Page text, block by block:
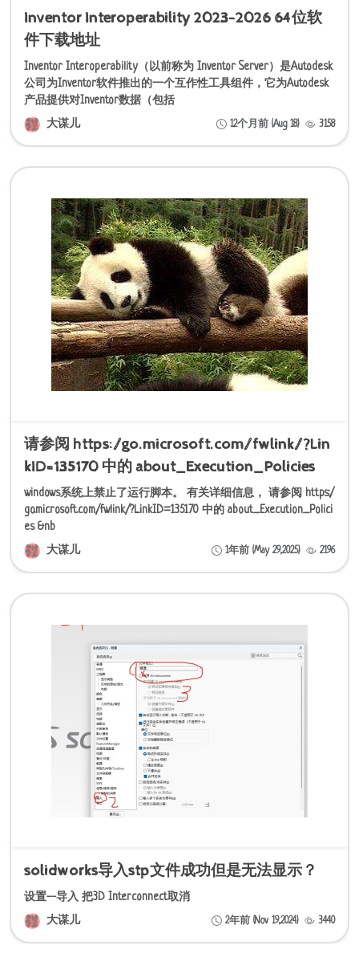
Inventor Interoperability 2023-2026 64位软
件下载地址
Inventor Interoperability（以前称为 Inventor Server）是Autodesk
公司为Inventor软件推出的一个互作性工具组件，它为Autodesk
产品提供对Inventor数据（包括
大谋儿
12个月前 (Aug 18) 3158
请参阅 https:/go.microsoft.com/fwlink/?Lin
kID=135170 中的 about_Execution_Policies
windows系统上禁止了运行脚本。 有关详细信息， 请参阅 https:/
go.microsoft.com/fwlink/?LinkID=135170 中的 about_Execution_Polici
es &nb
大谋儿
1年前 (May 29,2025) 2196
solidworks导入stp文件成功但是无法显示？
设置--导入 把3D Interconnect取消
大谋儿
2年前 (Nov 19,2024) 3440